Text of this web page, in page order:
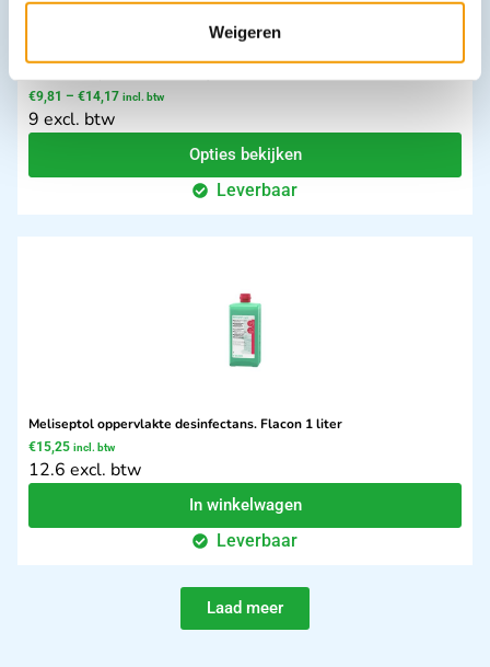
Weigeren
€9,81 – €14,17 incl. btw
9 excl. btw
Opties bekijken
Leverbaar
Meliseptol oppervlakte desinfectans. Flacon 1 liter
€15,25 incl. btw
12.6 excl. btw
In winkelwagen
Leverbaar
Laad meer